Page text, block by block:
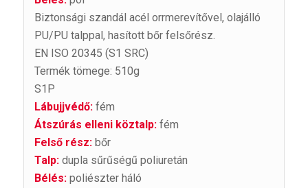
Biztonsági szandál acél orrmerevítővel, olajálló
PU/PU talppal, hasított bőr felsőrész.
EN ISO 20345 (S1 SRC)
Termék tömege: 510g
S1P
Lábujjvédő:fém
Átszúrás elleni köztalp:fém
Felső rész:bőr
Talp:dupla sűrűségű poliuretán
Bélés:poliészter háló